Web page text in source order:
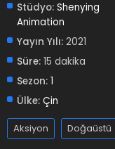
Stüdyo: Shenying
Animation
Yayın Yılı: 2021
Süre: 15 dakika
Sezon: 1
Ülke: Çin
Aksiyon Doğaüstü